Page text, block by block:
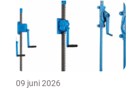
09 juni 2026